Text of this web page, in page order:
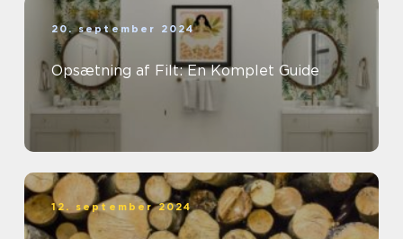
20. september 2024
Opsætning af Filt: En Komplet Guide
12. september 2024